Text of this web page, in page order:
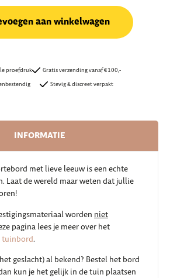
aan winkelwagen
proefdruk
Gratis verzending vanaf €100,-
Stevig & discreet verpakt
INFORMATIE
met lieve leeuw is een echte
Laat de wereld maar weten dat jullie
worden niet
pagina lees je meer over het
tuinbord.
geslacht) al bekend? Bestel het bord
kun je het gelijk in de tuin plaatsen